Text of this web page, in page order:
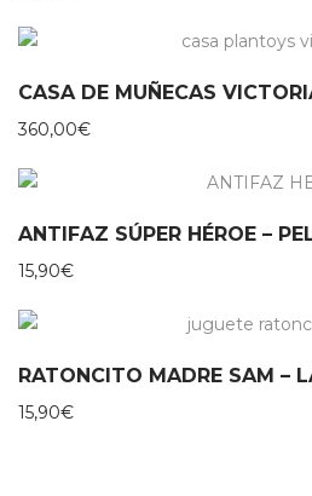
CASA DE MUÑECAS
360,00€
ANTIFAZ SÚPER HÉROE –
15,90€
15,90€